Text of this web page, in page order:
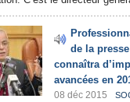
de la
connaîtra
avancées en
08 déc 2015